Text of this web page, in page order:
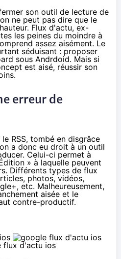
son outil de lecture de
ne peut pas dire que le
Flux d'actu, ex-
les peines du moindre à
assez aisément. Le
séduisant : proposer
sous Andrdoid. Mais si
est aisé, réussir son
erreur de
RSS, tombé en disgrâce
a donc eu droit à un outil
. Celui-ci permet à
» à laquelle peuvent
Différents types de flux
photos, vidéos,
etc. Malheureusement,
aisée et le
contre-productif.